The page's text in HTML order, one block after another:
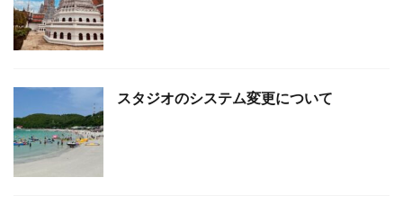
スタジオのシステム変更について